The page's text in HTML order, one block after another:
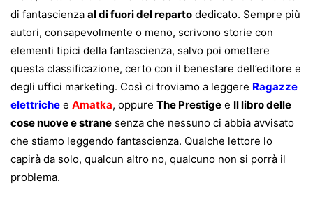
di fantascienza al di fuori del reparto dedicato. Sempre più
autori, consapevolmente o meno, scrivono storie con
elementi tipici della fantascienza, salvo poi omettere
questa classificazione, certo con il benestare dell’editore e
degli uffici marketing. Così ci troviamo a leggere Ragazze
elettriche e Amatka, oppure The Prestige e Il libro delle
cose nuove e strane senza che nessuno ci abbia avvisato
che stiamo leggendo fantascienza. Qualche lettore lo
capirà da solo, qualcun altro no, qualcuno non si porrà il
problema.